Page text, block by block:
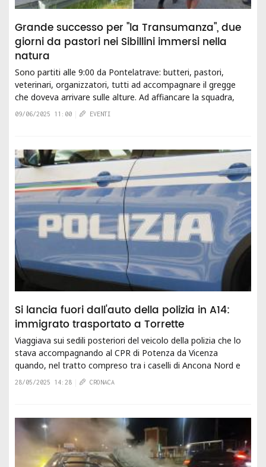
Grande successo per "la Transumanza", due
giorni da pastori nei Sibillini immersi nella
natura
Sono partiti alle 9:00 da Pontelatrave: butteri, pastori,
veterinari, organizzatori, tutti ad accompagnare il gregge
che doveva arrivare sulle alture. Ad affiancare la squadra,
tanta gente. Dai venti...
09/06/2025 11:00 EVENTI
Si lancia fuori dall'auto della polizia in A14:
immigrato trasportato a Torrette
Viaggiava sui sedili posteriori del veicolo della polizia che lo
stava accompagnando al CPR di Potenza da Vicenza
quando, nel tratto compreso tra i caselli di Ancona Nord e
Ancona Sud, ha...
28/05/2025 14:28 CRONACA